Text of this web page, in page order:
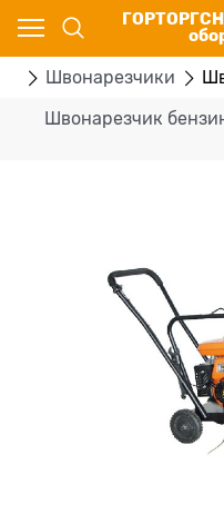
Швонарезчики
Швонарезчик